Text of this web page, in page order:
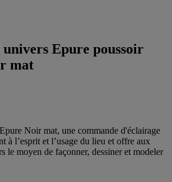
Epure poussoir
mat
Noir mat, une commande d'éclairage
à l’esprit et l’usage du lieu et offre aux
le moyen de façonner, dessiner et modeler